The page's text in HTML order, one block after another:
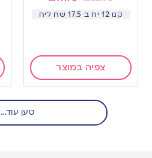
קנו 12 יח ב 17.5 שח ליח
צפיה במוצר
טען עוד...